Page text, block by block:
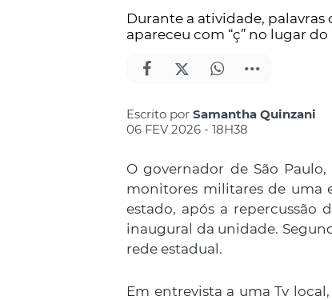
Durante a atividade, palavras
apareceu com “ç” no lugar do
Escrito por Samantha Quinzani
06 FEV 2026 - 18H38
O governador de São
monitores militares de uma
estado, após a repercussão
inaugural da unidade.
rede estadual.
Em entrevista a uma Tv